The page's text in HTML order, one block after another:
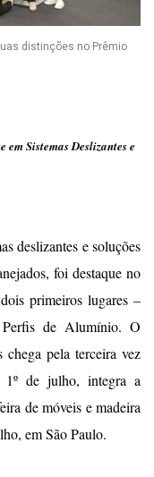
distinções no Prêmio
em Sistemas Deslizantes e
deslizantes e soluções
foi destaque no
primeiros lugares –
Perfis de Alumínio. O
chega pela terceira vez
1º de julho, integra a
de móveis e madeira
em São Paulo.